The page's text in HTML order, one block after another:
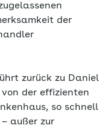
der
zurück zu Daniel
der effizienten
so schnell
außer zur